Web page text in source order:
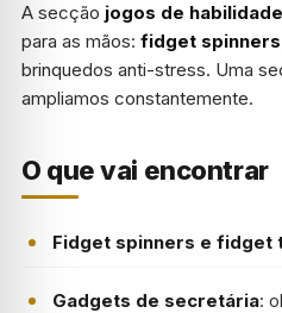
A secção jogos de habilidade
para as mãos: fidget spinners
brinquedos anti-stress. Uma
ampliamos constantemente.
O que vai encontrar
Fidget spinners e fidget
Gadgets de secretária: